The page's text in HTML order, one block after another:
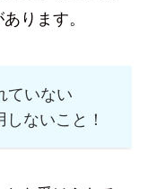
ります。
ていない
ないこと！